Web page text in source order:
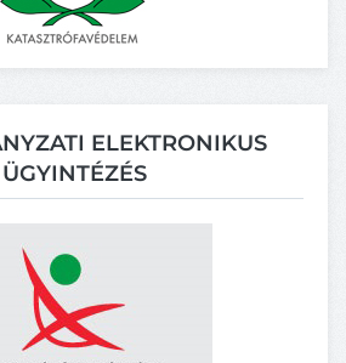
ELEKTRONIKUS
ÜGYINTÉZÉS